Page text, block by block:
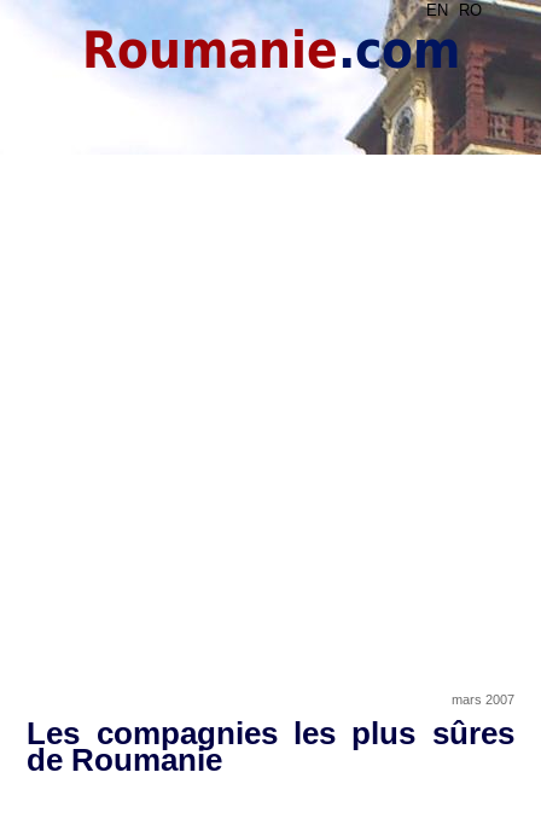
EN RO
Roumanie.com
mars 2007
Les compagnies les plus sûres
de Roumanie